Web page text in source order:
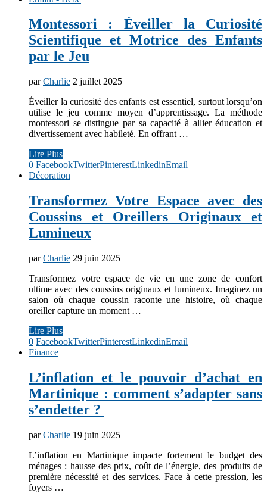
Montessori : Éveiller la Curiosité
Scientifique et Motrice des Enfants
par le Jeu
parCharlie 2 juillet 2025
Éveiller la curiosité des enfants est essentiel, surtout lorsqu’on
utilise le jeu comme moyen d’apprentissage. La méthode
montessori se distingue par sa capacité à allier éducation et
divertissement avec habileté. En offrant …
Lire Plus
0 FacebookTwitterPinterestLinkedinEmail
Décoration
Transformez Votre Espace avec des
Coussins et Oreillers Originaux et
Lumineux
parCharlie 29 juin 2025
Transformez votre espace de vie en une zone de confort
ultime avec des coussins originaux et lumineux. Imaginez un
salon où chaque coussin raconte une histoire, où chaque
oreiller capture un moment …
Lire Plus
0 FacebookTwitterPinterestLinkedinEmail
Finance
L’inflation et le pouvoir d’achat en
Martinique : comment s’adapter sans
s’endetter ?
parCharlie 19 juin 2025
L’inflation en Martinique impacte fortement le budget des
ménages : hausse des prix, coût de l’énergie, des produits de
première nécessité et des services. Face à cette pression, les
foyers …